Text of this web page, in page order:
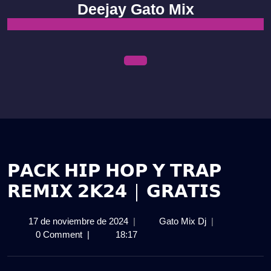
content
Deejay Gato Mix
𝗣𝗔𝗖𝗞 𝗛𝗜𝗣 𝗛𝗢𝗣 𝗬 𝗧𝗥𝗔𝗣
𝗥𝗘𝗠𝗜𝗫 𝟮𝗞𝟮𝟰 | 𝗚𝗥𝗔𝗧𝗜𝗦
17 de noviembre de 202417
de
| Gato Mix Dj𝗣𝗔𝗖𝗞
|
0 Comment | 18:17